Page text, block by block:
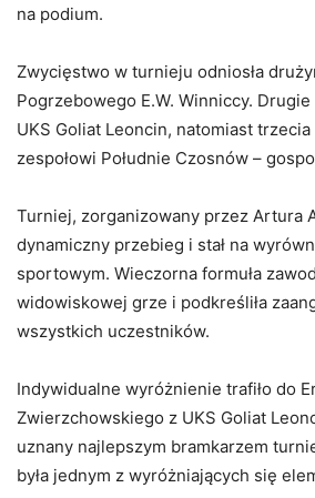
na podium.
Zwycięstwo w turnieju odniosła
Pogrzebowego E.W. Winniccy.
UKS Goliat Leoncin, natomiast trzecia
zespołowi Południe Czosnów –
Turniej, zorganizowany przez Artura
dynamiczny przebieg i stał na
sportowym. Wieczorna formuła
widowiskowej grze i podkreśliła
wszystkich uczestników.
Indywidualne wyróżnienie trafiło do
Zwierzchowskiego z UKS Goliat
uznany najlepszym bramkarzem
była jednym z wyróżniających się